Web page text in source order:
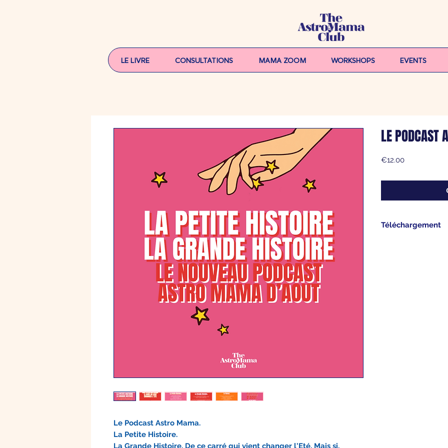
LE LIVRE CONSULTATIONS MAMA ZOOM WORKSHOPS EVENTS
Le Podcast Astro Mama.
La Petite Histoire.
La Grande Histoire. De ce carré qui vient changer l'Eté. Mais si.
LE PODCAST
€12.00Price
Téléchargement